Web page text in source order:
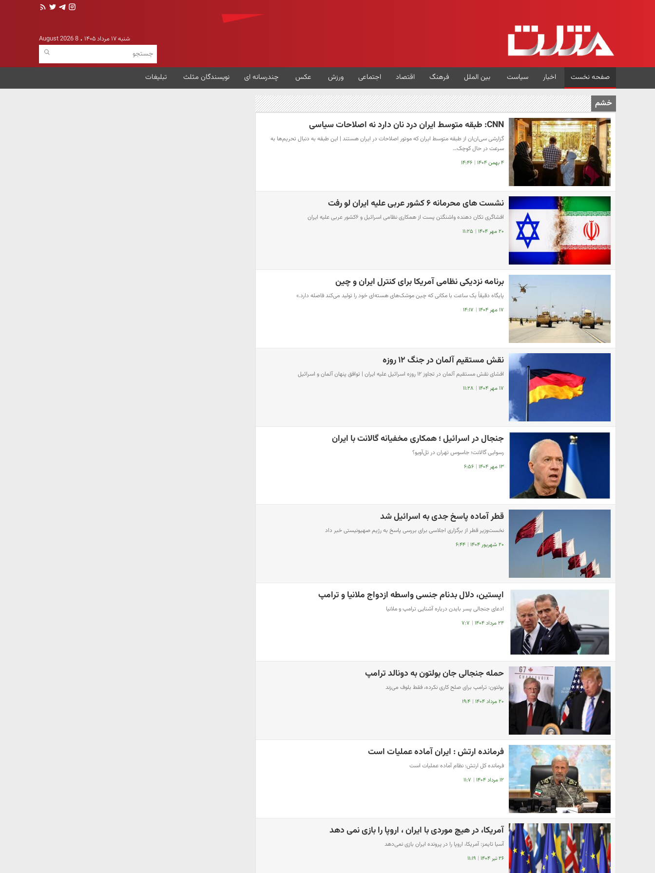
شنبه ۱۷ مرداد ۱۴۰۵ 8 August 2026
صفحه نخست اخبار سیاست بین الملل فرهنگ اقتصاد اجتماعی ورزش عکس چندرسانه ای نویسندگان مثلث تبلیغات
خشم
CNN: طبقه متوسط ایران درد نان دارد نه اصلاحات سیاسی
گزارشی سی‌ان‌ان از طبقه متوسط ایران که موتور اصلاحات در ایران هستند | این طبقه به دنبال تحریم‌ها به
سرعت در حال کوچک…
۴ بهمن ۱۴۰۴ | ۱۴:۴۶
نشست های محرمانه ۶ کشور عربی علیه ایران لو رفت
افشاگری تکان دهنده واشنگتن پست از همکاری نظامی اسرائیل و ۶کشور عربی علیه ایران
۲۰ مهر ۱۴۰۴ | ۱۱:۲۵
برنامه نزدیکی نظامی آمریکا برای کنترل ایران و چین
پایگاه دقیقاً یک ساعت با مکانی که چین موشک‌های هسته‌ای خود را تولید می‌کند فاصله دارد.»
۱۷ مهر ۱۴۰۴ | ۱۴:۱۷
نقش مستقیم آلمان در جنگ ۱۲ روزه
افشای نقش مستقیم آلمان در تجاوز ۱۲ روزه اسرائیل علیه ایران | توافق پنهان آلمان و اسرائیل
۱۷ مهر ۱۴۰۴ | ۱۱:۲۸
جنجال در اسرائیل ؛ همکاری مخفیانه گالانت با ایران
رسوایی گالانت؛ جاسوس تهران در تل‌آویو؟
۱۳ مهر ۱۴۰۴ | ۶:۵۶
قطر آماده پاسخ جدی به اسرائیل شد
نخست‌وزیر قطر از برگزاری اجلاسی برای بررسی پاسخ به رژیم صهیونیستی خبر داد
۲۰ شهریور ۱۴۰۴ | ۶:۴۴
اپستین، دلال بدنام جنسی واسطه ازدواج ملانیا و ترامپ
ادعای جنجالی پسر بایدن درباره آشنایی ترامپ و ملانیا
۲۴ مرداد ۱۴۰۴ | ۷:۷
حمله جنجالی جان بولتون به دونالد ترامپ
بولتون: ترامپ برای صلح کاری نکرده، فقط بلوف می‌زند
۲۰ مرداد ۱۴۰۴ | ۱۹:۴
فرمانده ارتش : ایران آماده عملیات است
فرمانده کل ارتش: نظام آماده عملیات است
۱۲ مرداد ۱۴۰۴ | ۱۱:۷
آمریکا، در هیچ موردی با ایران ، اروپا را بازی نمی دهد
آسیا تایمز: آمریکا، اروپا را در پرونده ایران بازی نمی‌دهد
۲۶ تیر ۱۴۰۴ | ۱۱:۱۹